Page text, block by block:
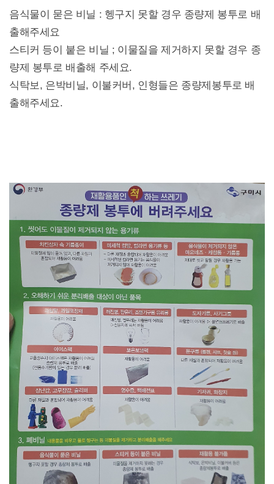
음식물이 묻은 비닐 : 헹구지 못할 경우 종량제 봉투로 배
출해주세요
스티커 등이 붙은 비닐 ; 이물질을 제거하지 못할 경우 종
량제 봉투로 배출해 주세요.
식탁보, 은박비닐, 이불커버, 인형들은 종량제봉투로 배
출해주세요.